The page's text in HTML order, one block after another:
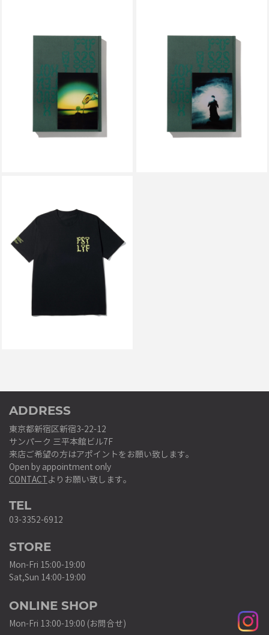
P.A.M. / PERKS AND MINI
PSYLYF BOOK B
￥14,300
P.A.M. / PERKS AND MINI
PSYLYF BOOK C
￥14,300
P.A.M. / PERKS AND MINI
PSYLYF TEE BLACK
ADDRESS
東京都新宿区新宿3-22-12
サンパーク 三平本館ビル7F
来店ご希望の方はアポイントをお願い致します。
Open by appointment only
CONTACTよりお願い致します。
TEL
03-3352-6912
STORE
Mon-Fri 15:00-19:00
Sat,Sun 14:00-19:00
ONLINE SHOP
Mon-Fri 13:00-19:00 (お問合せ)